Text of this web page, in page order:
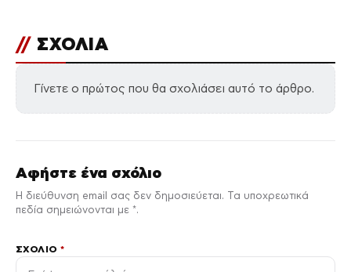
// ΣΧΟΛΙΑ
Γίνετε ο πρώτος που θα σχολιάσει αυτό το άρθρο.
Αφήστε ένα σχόλιο
Η διεύθυνση email σας δεν δημοσιεύεται. Τα υποχρεωτικά
πεδία σημειώνονται με *.
ΣΧΌΛΙΟ*